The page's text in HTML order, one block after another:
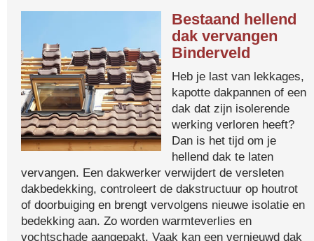
Bestaand hellend
dak vervangen
Binderveld
Heb je last van lekkages,
kapotte dakpannen of een
dak dat zijn isolerende
werking verloren heeft?
Dan is het tijd om je
hellend dak te laten
vervangen. Een dakwerker verwijdert de versleten
dakbedekking, controleert de dakstructuur op houtrot
of doorbuiging en brengt vervolgens nieuwe isolatie en
bedekking aan. Zo worden warmteverlies en
vochtschade aangepakt. Vaak kan een vernieuwd dak